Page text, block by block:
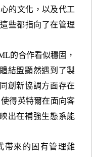
的文化，以及代工
些都指向了在管理
的合作看似穩固，
結盟顯然遇到了製
創新協調方面存在
得英特爾在面向客
出在補強生態系能
帶來的固有管理難